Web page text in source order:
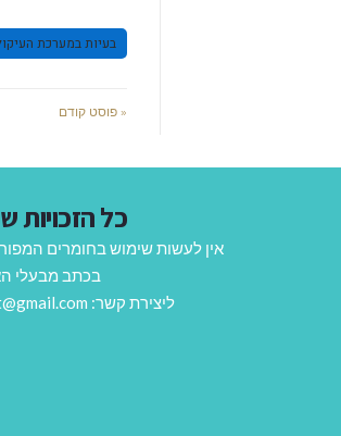
בעיות במערכת
« פוסט קודם
כל הזכויות
אין לעשות שימוש בחומרים
בכתב מבעלי
ליצירת קשר: Avihai.ZoomAt@gmail.com